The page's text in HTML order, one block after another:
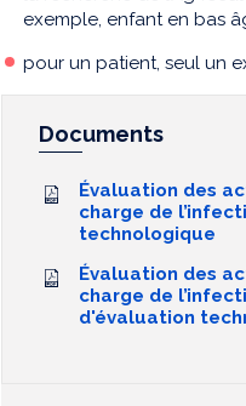
exemple, enfant en bas
pour un patient, seul un
Documents
Évaluation des
charge de
technologique
Évaluation des
charge de
d'évaluation